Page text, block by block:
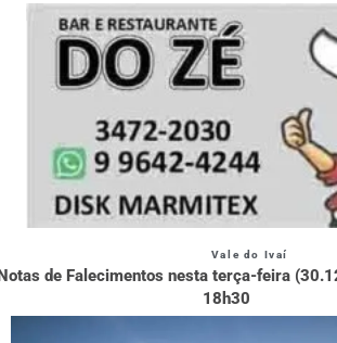
Vale do Ivaí
de Falecimentos nesta terça-feira
18h30